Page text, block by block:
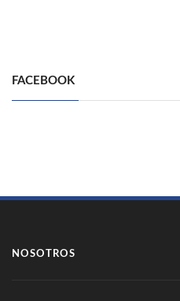
FACEBOOK
NOSOTROS